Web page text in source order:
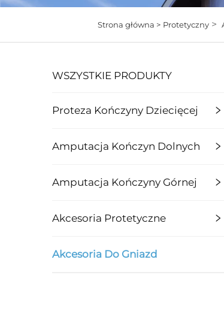
Strona główna > Protetyczny>
WSZYSTKIE PRODUKTY
Proteza Kończyny Dziecięcej
Amputacja Kończyn Dolnych
Amputacja Kończyny Górnej
Akcesoria Protetyczne
Akcesoria Do Gniazd